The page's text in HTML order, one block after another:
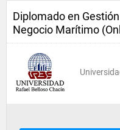
Diplomado en Gestión
Negocio Marítimo